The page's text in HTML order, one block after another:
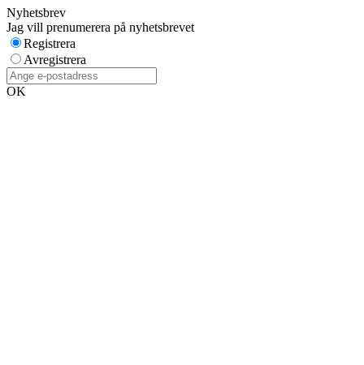
Nyhetsbrev
Jag vill prenumerera på nyhetsbrevet
Registrera
Avregistrera
OK